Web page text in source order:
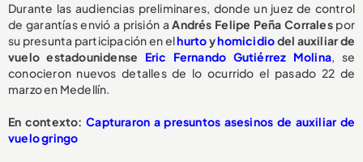
Durante las audiencias preliminares, donde un juez de control
de garantías envió a prisión aAndrés Felipe Peña Corralespor
su presunta participación en elhurtoyhomicidiodel auxiliar de
vuelo estadounidense Eric Fernando Gutiérrez Molina, se
conocieron nuevos detalles de lo ocurrido el pasado 22 de
marzo en Medellín.
En contexto: Capturaron a presuntos asesinos de auxiliar de
vuelo gringo